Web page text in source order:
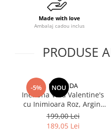
Made with love
Ambalaj cadou inclus
PRODUSE
-5% NOU
UNA VIDA
Inel Una Vida Valentine's
cu Inimioara Roz, Argint
925
199,00 Lei
189,05 Lei